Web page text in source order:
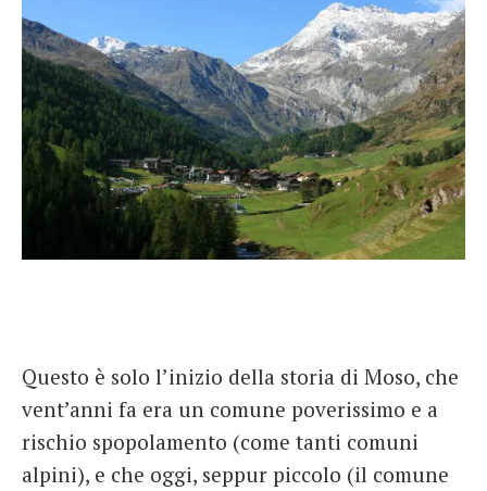
Questo è solo l’inizio della storia di Moso, che
vent’anni fa era un comune poverissimo e a
rischio spopolamento (come tanti comuni
alpini), e che oggi, seppur piccolo (il comune